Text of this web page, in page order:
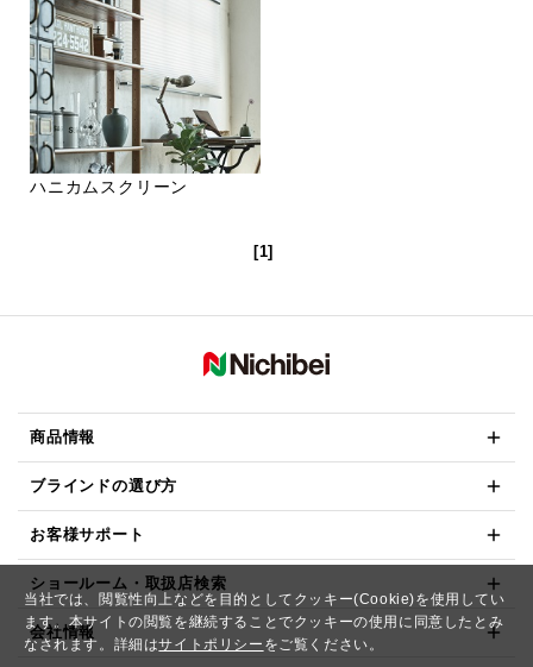
当社では、閲覧性向上などを目的としてクッキー(Cookie)を使用してい
ます。本サイトの閲覧を継続することでクッキーの使用に同意したとみ
なされます。詳細はサイトポリシー をご覧ください。
ハニカムスクリーン
[1]
商品情報
ブラインドの選び方
お客様サポート
ショールーム・取扱店検索
会社情報